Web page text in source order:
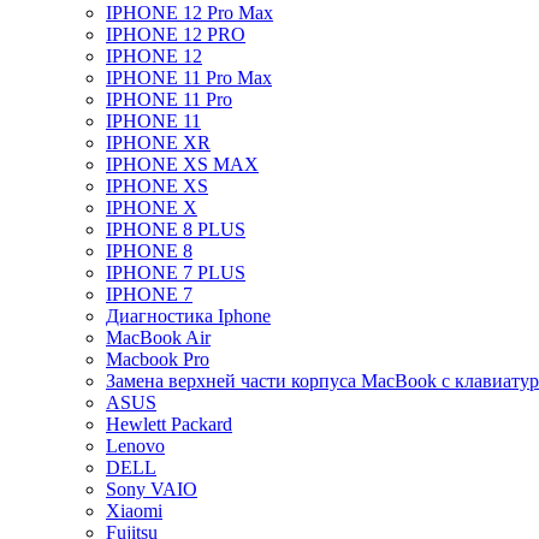
IPHONE 12 Pro Max
IPHONE 12 PRO
IPHONE 12
IPHONE 11 Pro Max
IPHONE 11 Pro
IPHONE 11
IPHONE XR
IPHONE XS MAX
IPHONE XS
IPHONE X
IPHONE 8 PLUS
IPHONE 8
IPHONE 7 PLUS
IPHONE 7
Диагностика Iphone
MacBook Air
Macbook Pro
Замена верхней части корпуса MacBook с
ASUS
Hewlett Packard
Lenovo
DELL
Sony VAIO
Xiaomi
Fujitsu